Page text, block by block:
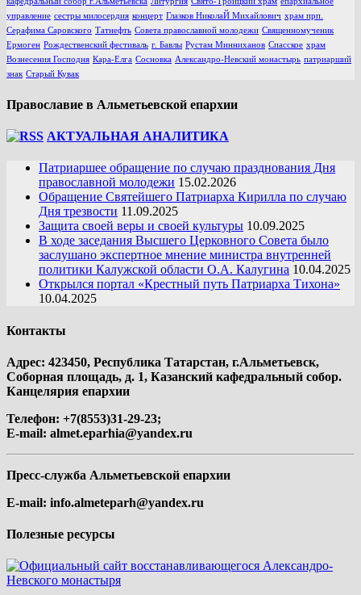
управление сестры милосердия концерт Глазков НиколаЙ Михайлович храм прп.
Серафима Саровского Татнефть Совета православной молодежи Священномученик
Ермоген Рождественский фестиваль г. Бавлы Рустам Минниханов Спасское храм
Вознесения Господня Кара-Елга Сосновка Александро-Невский монастырь патриарший
знак Старый Кувак
Православие в Альметьевской епархии
АКТУАЛЬНАЯ АНАЛИТИКА
Патриаршее обращение по случаю празднования Дня
православной молодежи 15.02.2026
Обращение Святейшего Патриарха Кирилла по случаю
Дня трезвости 11.09.2025
Защита своей веры и своей культуры 10.09.2025
В ходе заседания Высшего Церковного Совета было
заслушано экспертное мнение министра внутренней
политики Калужской области О.А. Калугина 10.04.2025
Открылся портал «Крестный путь Патриарха Тихона»
10.04.2025
Контакты
Адрес: 423450, Республика Татарстан, г.Альметьевск,
Соборная площадь, д. 1, Казанский кафедральный собор.
Канцелярия епархии
Телефон: +7(8553)31-29-23;
E-mail: almet.eparhia@yandex.ru
Пресс-служба Альметьевской епархии
E-mail: info.almeteparh@yandex.ru
Полезные ресурсы